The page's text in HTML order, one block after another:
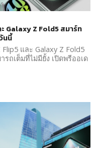
Galaxy Z Fold5 สมาร์ท
นนี้
และ Galaxy Z Fold5
ถเต็มที่ไม่มียั้ง เปิดพรีออเด